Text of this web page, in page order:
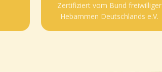
Zertifiziert vom Bund freiwilliger
Hebammen Deutschlands e.V.